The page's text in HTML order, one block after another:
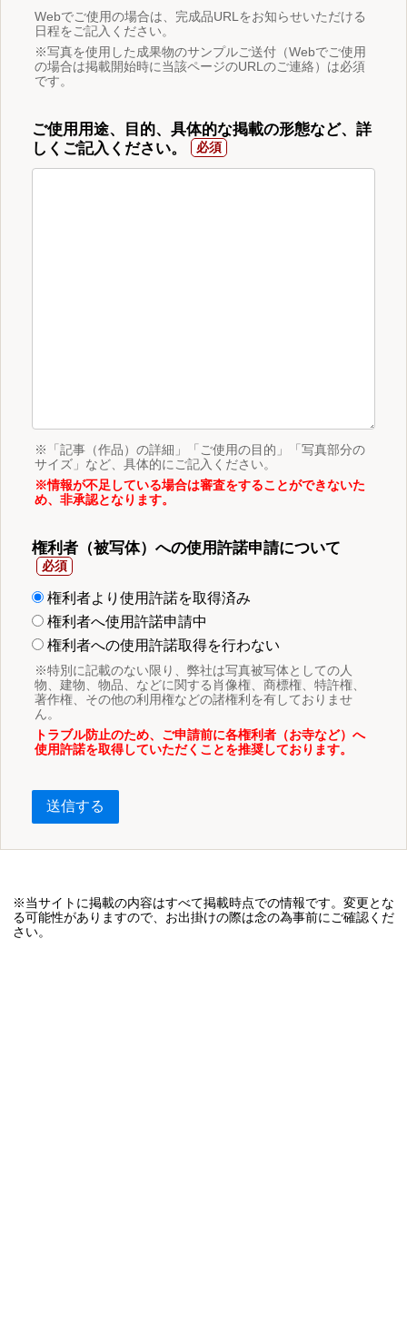
Webでご使用の場合は、完成品URLをお知らせいただける
日程をご記入ください。
※写真を使用した成果物のサンプルご送付（Webでご使用
の場合は掲載開始時に当該ページのURLのご連絡）は必須
です。
ご使用用途、目的、具体的な掲載の形態など、詳
しくご記入ください。
※「記事（作品）の詳細」「ご使用の目的」「写真部分の
サイズ」など、具体的にご記入ください。
※情報が不足している場合は審査をすることができないた
め、非承認となります。
権利者（被写体）への使用許諾申請について
権利者より使用許諾を取得済み
権利者へ使用許諾申請中
権利者への使用許諾取得を行わない
※特別に記載のない限り、弊社は写真被写体としての人
物、建物、物品、などに関する肖像権、商標権、特許権、
著作権、その他の利用権などの諸権利を有しておりませ
ん。
トラブル防止のため、ご申請前に各権利者（お寺など）へ
使用許諾を取得していただくことを推奨しております。
送信する
※当サイトに掲載の内容はすべて掲載時点での情報です。変更とな
る可能性がありますので、お出掛けの際は念の為事前にご確認くだ
さい。